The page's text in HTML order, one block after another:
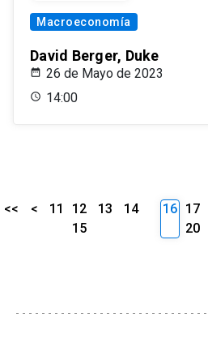
Macroeconomía
David Berger, Duke
26 de Mayo de 2023
14:00
<< < 11 12 13
14
15
16 17
20